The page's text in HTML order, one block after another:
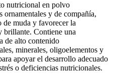
nutricional en polvo
ornamentales y de compañía,
de muda y favorecer la
brillante. Contiene una
de alto contenido
minerales, oligoelementos y
apoyar el desarrollo adecuado
o deficiencias nutricionales.